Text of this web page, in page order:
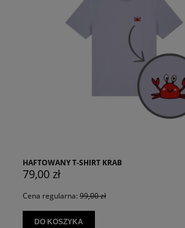
HAFTOWANY T-SHIRT KRAB
79,00 zł
Cena regularna: 99,00 zł
DO KOSZYKA